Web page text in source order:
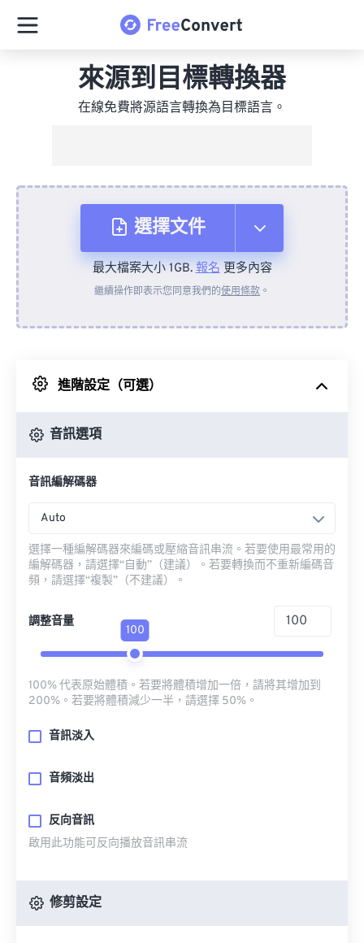
來源到目標轉換器
在線免費將源語言轉換為目標語言。
選擇文件
來自裝置
來自 Google 雲端硬碟
最大檔案大小 1GB.報名更多內容
繼續操作即表示您同意我們的使用條款 。
進階設定（可選）
音訊選項
音訊編解碼器
Auto
選擇一種編解碼器來編碼或壓縮音訊串流。若要使用最常用的
編解碼器，請選擇“自動”（建議）。若要轉換而不重新編碼音
頻，請選擇“複製”（不建議）。
調整音量
100
100% 代表原始體積。若要將體積增加一倍，請將其增加到
200%。若要將體積減少一半，請選擇 50%。
音訊淡入
音頻淡出
反向音訊
啟用此功能可反向播放音訊串流
修剪設定